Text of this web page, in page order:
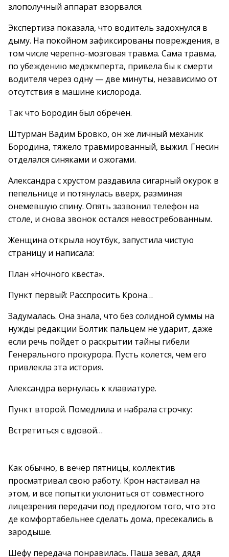
злополучный аппарат взорвался.
Экспертиза показала, что водитель задохнулся в
дыму. На покойном зафиксированы повреждения, в
том числе черепно-мозговая травма. Сама травма,
по убеждению медэкмперта, привела бы к смерти
водителя через одну — две минуты, независимо от
отсутствия в машине кислорода.
Так что Бородин был обречен.
Штурман Вадим Бровко, он же личный механик
Бородина, тяжело травмированный, выжил. Гнесин
отделался синяками и ожогами.
Александра с хрустом раздавила сигарный окурок в
пепельнице и потянулась вверх, разминая
онемевшую спину. Опять зазвонил телефон на
столе, и снова звонок остался невостребованным.
Женщина открыла ноутбук, запустила чистую
страницу и написала:
План «Ночного квеста».
Пункт первый: Расспросить Крона…
Задумалась. Она знала, что без солидной суммы на
нужды редакции Болтик пальцем не ударит, даже
если речь пойдет о раскрытии тайны гибели
Генерального прокурора. Пусть колется, чем его
привлекла эта история.
Александра вернулась к клавиатуре.
Пункт второй. Помедлила и набрала строчку:
Встретиться с вдовой…
Как обычно, в вечер пятницы, коллектив
просматривал свою работу. Крон настаивал на
этом, и все попытки уклониться от совместного
лицезрения передачи под предлогом того, что это
де комфортабельнее сделать дома, пресекались в
зародыше.
Шефу передача понравилась. Паша зевал, дядя